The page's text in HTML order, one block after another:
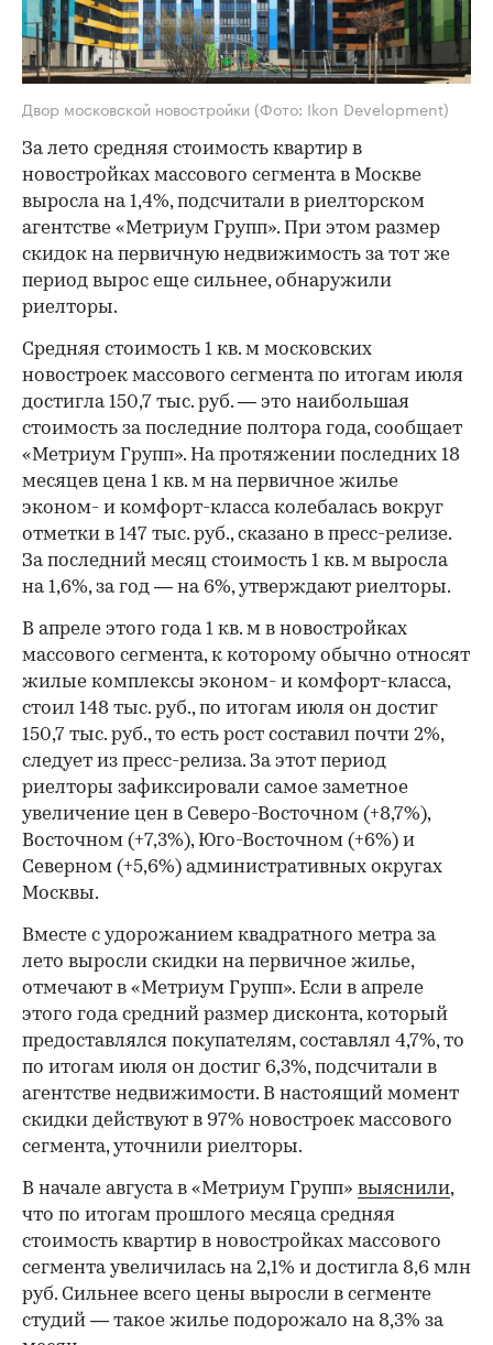
Двор московской новостройки (Фото: Ikon Development)
За лето средняя стоимость квартир в
новостройках массового сегмента в Москве
выросла на 1,4%, подсчитали в риелторском
агентстве «Метриум Групп». При этом размер
скидок на первичную недвижимость за тот же
период вырос еще сильнее, обнаружили
риелторы.
Средняя стоимость 1 кв. м московских
новостроек массового сегмента по итогам июля
достигла 150,7 тыс. руб. — это наибольшая
стоимость за последние полтора года, сообщает
«Метриум Групп». На протяжении последних 18
месяцев цена 1 кв. м на первичное жилье
эконом- и комфорт-класса колебалась вокруг
отметки в 147 тыс. руб., сказано в пресс-релизе.
За последний месяц стоимость 1 кв. м выросла
на 1,6%, за год — на 6%, утверждают риелторы.
В апреле этого года 1 кв. м в новостройках
массового сегмента, к которому обычно относят
жилые комплексы эконом- и комфорт-класса,
стоил 148 тыс. руб., по итогам июля он достиг
150,7 тыс. руб., то есть рост составил почти 2%,
следует из пресс-релиза. За этот период
риелторы зафиксировали самое заметное
увеличение цен в Северо-Восточном (+8,7%),
Восточном (+7,3%), Юго-Восточном (+6%) и
Северном (+5,6%) административных округах
Москвы.
Вместе с удорожанием квадратного метра за
лето выросли скидки на первичное жилье,
отмечают в «Метриум Групп». Если в апреле
этого года средний размер дисконта, который
предоставлялся покупателям, составлял 4,7%, то
по итогам июля он достиг 6,3%, подсчитали в
агентстве недвижимости. В настоящий момент
скидки действуют в 97% новостроек массового
сегмента, уточнили риелторы.
В начале августа в «Метриум Групп» выяснили,
что по итогам прошлого месяца средняя
стоимость квартир в новостройках массового
сегмента увеличилась на 2,1% и достигла 8,6 млн
руб. Сильнее всего цены выросли в сегменте
студий — такое жилье подорожало на 8,3% за